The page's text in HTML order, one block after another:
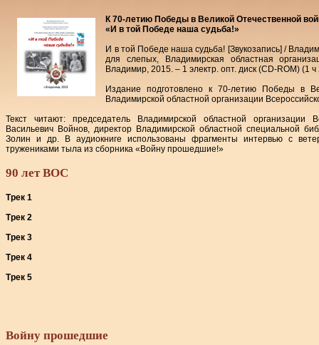
К 70-летию Победы в Великой Отечественной
«И в той Победе наша судьба!»
И в той Победе наша судьба! [Звукозапись] /
для слепых, Владимирская областная
Владимир, 2015. – 1 электр. опт. диск (CD-ROM) (1
Издание подготовлено к 70-летию Победы в
Владимирской областной организации
Текст читают: председатель Владимирской областной организации
Васильевич Войнов, директор Владимирской областной специальной
Золин и др. В аудиокниге использованы фрагменты интервью с
тружениками тыла из сборника «Войну прошедшие!»
90 лет ВОС
Трек 1
Трек 2
Трек 3
Трек 4
Трек 5
Войну прошедшие